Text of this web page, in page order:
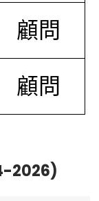
顧問
顧問
2026)